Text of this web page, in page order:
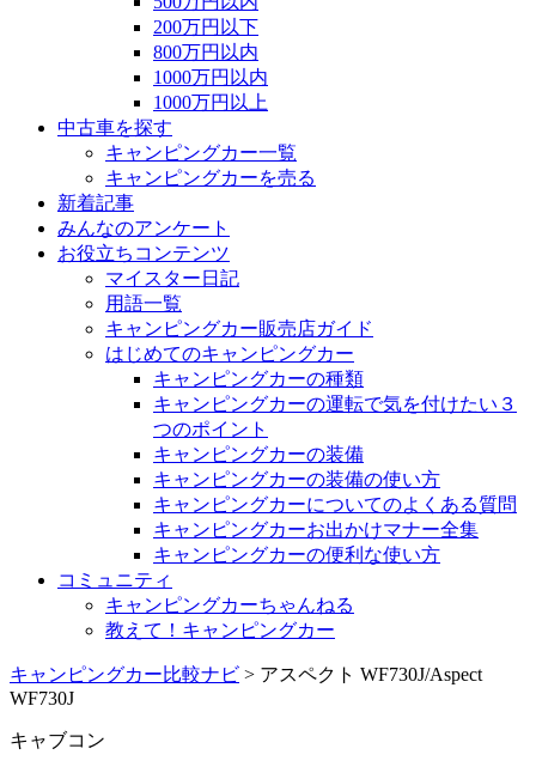
200万円以下
800万円以内
1000万円以内
1000万円以上
中古車を探す
キャンピングカー一覧
キャンピングカーを売る
新着記事
みんなのアンケート
お役立ちコンテンツ
マイスター日記
用語一覧
キャンピングカー販売店ガイド
はじめてのキャンピングカー
キャンピングカーの種類
キャンピングカーの運転で気を付けたい３
つのポイント
キャンピングカーの装備
キャンピングカーの装備の使い方
キャンピングカーについてのよくある質問
キャンピングカーお出かけマナー全集
キャンピングカーの便利な使い方
コミュニティ
キャンピングカーちゃんねる
教えて！キャンピングカー
キャンピングカー比較ナビ > アスペクト WF730J/Aspect
WF730J
キャブコン